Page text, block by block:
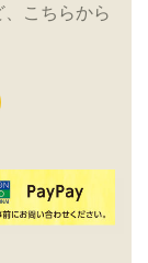
こちらから